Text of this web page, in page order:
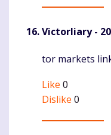
Victorliary-
Komentaras
tor markets
Like 0
Dislike 0